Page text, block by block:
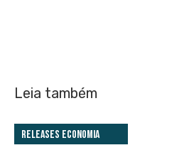
Leia também
Releases Economia